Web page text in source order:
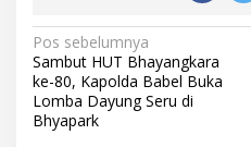
N
a
v
i
Pos sebelumnya
Sambut HUT Bhayangkara
ke-80, Kapolda Babel Buka
Lomba Dayung Seru di
Bhyapark